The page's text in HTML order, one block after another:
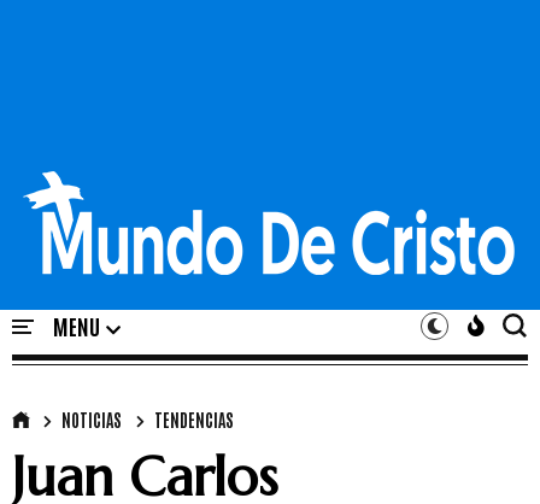
NOTICIAS TENDENCIAS
Juan Carlos